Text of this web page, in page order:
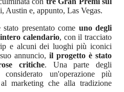
Austin e, appunto, Las Vegas.
presentato come uno degli
calendario, con il tracciato
e alcuni dei luoghi più iconici
annuncio, il progetto è stato
critiche. Una parte degli
un'operazione più
marketing che alla tradizione